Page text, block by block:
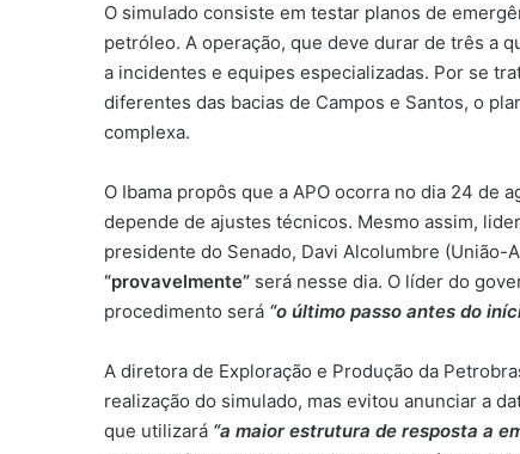
O simulado consiste em testar planos de
petróleo. A operação, que deve durar de três a
a incidentes e equipes especializadas. Por se
diferentes das bacias de Campos e Santos, o
complexa.
O Ibama propôs que a APO ocorra no dia 24 de
depende de ajustes técnicos. Mesmo assim,
presidente do Senado, Davi Alcolumbre (União-
“provavelmente” será nesse dia. O líder do
procedimento será “o último passo antes do
A diretora de Exploração e Produção da
realização do simulado, mas evitou anunciar a
que utilizará “a maior estrutura de resposta a